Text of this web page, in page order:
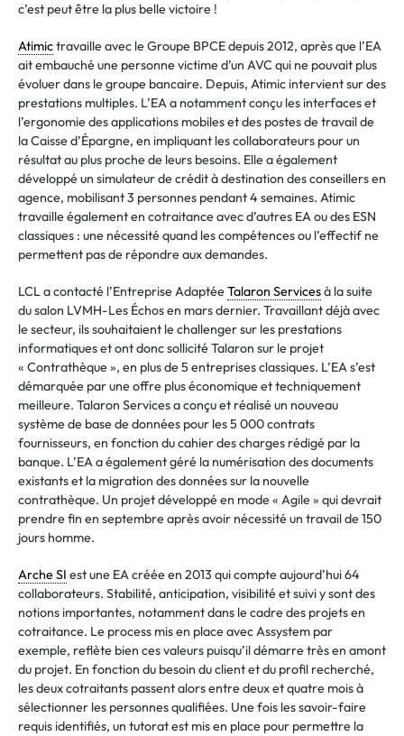
c’est peut être la plus belle victoire !
Atimictravaille avec le Groupe BPCE depuis 2012, après que l’EA
ait embauché une personne victime d’un AVC qui ne pouvait plus
évoluer dans le groupe bancaire. Depuis, Atimic intervient sur des
prestations multiples. L’EA a notamment conçu les interfaces et
l’ergonomie des applications mobiles et des postes de travail de
la Caisse d’Épargne, en impliquant les collaborateurs pour un
résultat au plus proche de leurs besoins. Elle a également
développé un simulateur de crédit à destination des conseillers en
agence, mobilisant 3 personnes pendant 4 semaines. Atimic
travaille également en cotraitance avec d’autres EA ou des ESN
classiques : une nécessité quand les compétences ou l’effectif ne
permettent pas de répondre aux demandes.
LCL a contacté l’Entreprise AdaptéeTalaron Servicesà la suite
du salon LVMH-Les Échos en mars dernier. Travaillant déjà avec
le secteur, ils souhaitaient le challenger sur les prestations
informatiques et ont donc sollicité Talaron sur le projet
« Contrathèque », en plus de 5 entreprises classiques. L’EA s’est
démarquée par une offre plus économique et techniquement
meilleure. Talaron Services a conçu et réalisé un nouveau
système de base de données pour les 5 000 contrats
fournisseurs, en fonction du cahier des charges rédigé par la
banque. L’EA a également géré la numérisation des documents
existants et la migration des données sur la nouvelle
contrathèque. Un projet développé en mode « Agile » qui devrait
prendre fin en septembre après avoir nécessité un travail de 150
jours homme.
Arche SI est une EA créée en 2013 qui compte aujourd’hui 64
collaborateurs. Stabilité, anticipation, visibilité et suivi y sont des
notions importantes, notamment dans le cadre des projets en
cotraitance. Le process mis en place avec Assystem par
exemple, reflète bien ces valeurs puisqu’il démarre très en amont
du projet. En fonction du besoin du client et du profil recherché,
les deux cotraitants passent alors entre deux et quatre mois à
sélectionner les personnes qualifiées. Une fois les savoir-faire
requis identifiés, un tutorat est mis en place pour permettre la